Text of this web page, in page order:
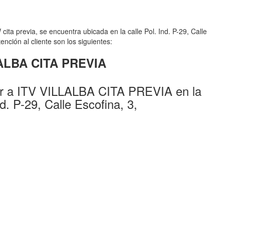
previa, se encuentra ubicada en la calle Pol. Ind. P-29, Calle
al cliente son los siguientes:
CITA PREVIA
a ITV VILLALBA CITA PREVIA en la
P-29, Calle Escofina, 3,